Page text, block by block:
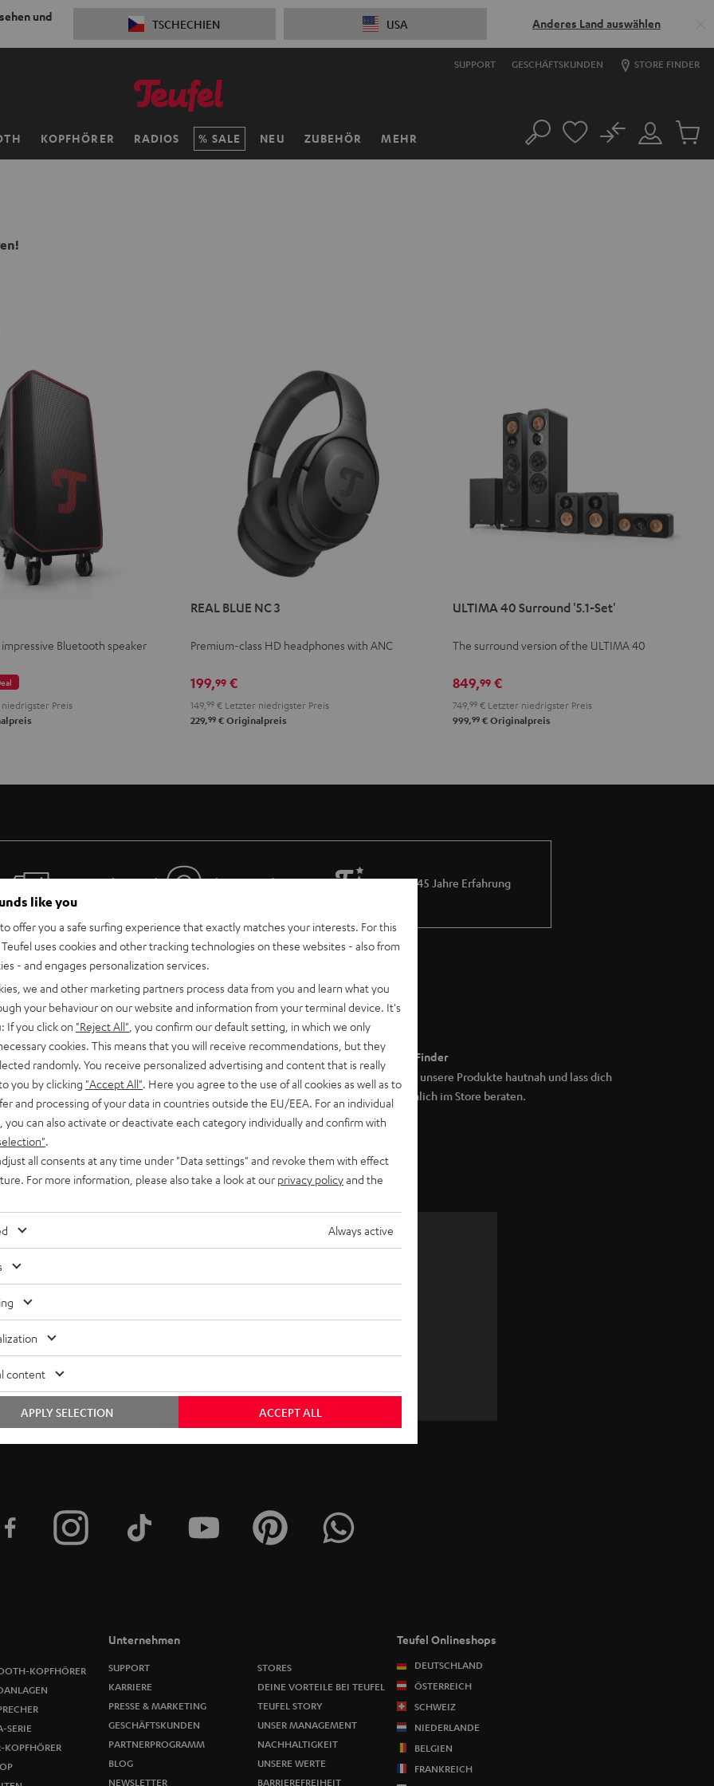
und
TSCHECHIEN USA Anderes Land auswählen
SUPPORT GESCHÄFTSKUNDEN STORE FINDER
KOPFHÖRER RADIOS SALE NEU ZUBEHÖR MEHR Suche
Mein
Konto
No
Artikel
Bluetooth speaker
Preis
REAL BLUE NC 3
Premium-class HD headphones with ANC
199,99 €
149, 99 € Letzter niedrigster Preis
229,99 € Originalpreis
ULTIMA 40 Surround '5.1-Set'
The surround version of the ULTIMA 40
849,99€
749, 99€Letzter niedrigster Preis
999,99€Originalpreis
Gratis Rückversand Inhouse Kundenservice Mehr als 45 Jahre Erfahrung
Teufel Support
Rückgabe / Rücktritt
Store Finder
Erlebe unsere Produkte hautnah und lass dich
persönlich im Store beraten.
N
e
w
s
l
e
t
e
r
e
d
Wähle deinen Gutschein!
ANMELDEN
KOPFHÖRER
SERIE
KOPFHÖRER
Unternehmen
SUPPORT
KARRIERE
PRESSE & MARKETING
GESCHÄFTSKUNDEN
PARTNERPROGRAMM
BLOG
NEWSLETTER
STORES
DEINE VORTEILE BEI TEUFEL
TEUFEL STORY
UNSER MANAGEMENT
NACHHALTIGKEIT
UNSERE WERTE
BARRIEREFREIHEIT
Teufel Onlineshops
DEUTSCHLAND
ÖSTERREICH
SCHWEIZ
NIEDERLANDE
BELGIEN
FRANKREICH
like you
offer you a safe surfing experience that exactly matches your interests. For this
uses cookies and other tracking technologies on these websites - also from
- and engages personalization services.
we and other marketing partners process data from you and learn what you
your behaviour on our website and information from your terminal device. It's
If you click on "Reject All" , you confirm our default setting, in which we only
cookies. This means that you will receive recommendations, but they
randomly. You receive personalized advertising and content that is really
you by clicking "Accept All" . Here you agree to the use of all cookies as well as to
and processing of your data in countries outside the EU/EEA. For an individual
you can also activate or deactivate each category individually and confirm with
all consents at any time under "Data settings" and revoke them with effect
For more information, please also take a look at our privacy policyand the
Always active
content
ACCEPT ALL
APPLY SELECTION